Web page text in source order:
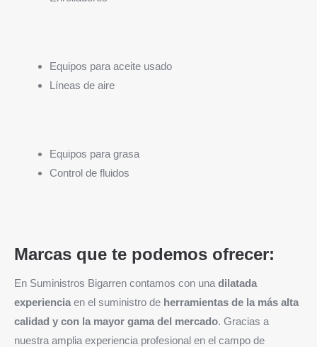
Equipos para aceite usado
Líneas de aire
Equipos para grasa
Control de fluidos
Marcas que te podemos ofrecer:
En Suministros Bigarren contamos con una dilatada
experiencia en el suministro de herramientas de la más alta
calidad y con la mayor gama del mercado. Gracias a
nuestra amplia experiencia profesional en el campo de